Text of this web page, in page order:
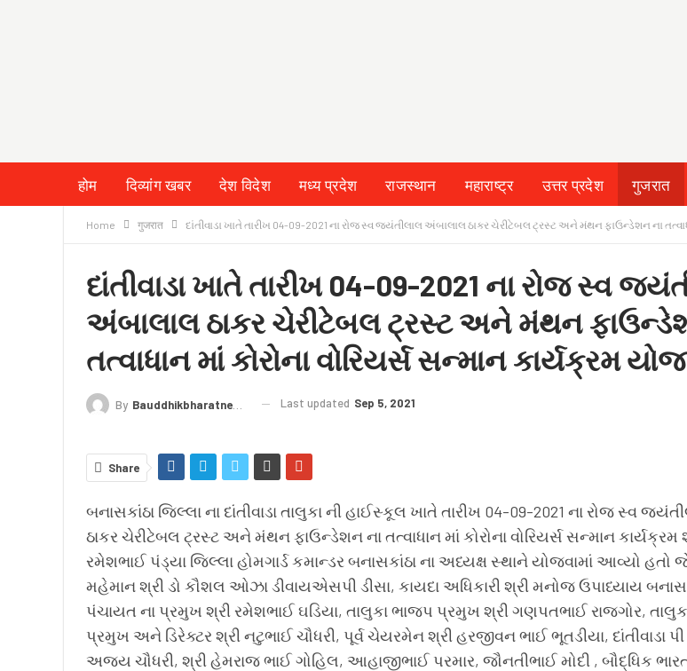
होम दिव्यांग खबर देश विदेश मध्य प्रदेश राजस्थान महाराष्ट्र उत्तर प्रदेश गुजरात
Home गुजरात દાંતીવાડા ખાતે તારીખ 04-09-2021 ના રોજ સ્વ જયંતીલાલ અંબાલાલ ઠાકર ચેરીટેબલ ટ્રસ્ટ અને મંથન ફાઉન્ડેશન ના
દાંતીવાડા ખાતે તારીખ 04-09-2021 ના રોજ સ્વ
અંબાલાલ ઠાકર ચેરીટેબલ ટ્રસ્ટ અને મંથન
તત્વાધાન માં કોરોના વોરિયર્સ સન્માન કાર્યક્રમ
By Bauddhikbharatnews@gmail.com Last updated Sep 5, 2021
Share
બનાસકાંઠા જિલ્લા ના દાંતીવાડા તાલુકા ની હાઈસ્કૂલ ખાતે તારીખ 04-09-2021 ના રોજ સ્વ
ઠાકર ચેરીટેબલ ટ્રસ્ટ અને મંથન ફાઉન્ડેશન ના તત્વાધાન માં કોરોના વોરિયર્સ સન્માન કાર્યક્રમ
રમેશભાઈ પંડ્યા જિલ્લા હોમગાર્ડ કમાન્ડર બનાસકાંઠા ના અધ્યક્ષ સ્થાને યોજવામાં આવ્યો હતો
મહેમાન શ્રી ડો કૌશલ ઓઝા ડીવાયએસપી ડીસા, કાયદા અધિકારી શ્રી મનોજ ઉપાધ્યાય
પંચાયત ના પ્રમુખ શ્રી રમેશભાઈ ઘડિયા, તાલુકા ભાજપ પ્રમુખ શ્રી ગણપતભાઈ રાજગોર,
પ્રમુખ અને ડિરેક્ટર શ્રી નટુભાઈ ચૌધરી, પૂર્વ ચેયરમેન શ્રી હરજીવન ભાઈ ભૂતડીયા,
અજય ચૌધરી, શ્રી હેમરાજ ભાઈ ગોહિલ, આહાજીભાઈ પરમાર, જૌનતીભાઈ મોદી , બૌદ્ધિક